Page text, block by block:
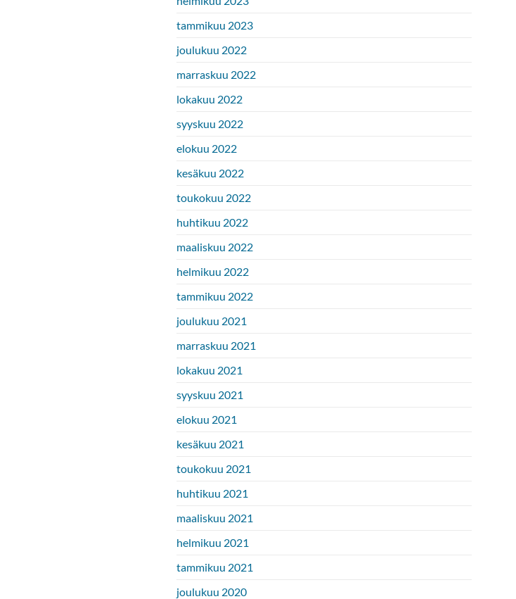
tammikuu 2023
joulukuu 2022
marraskuu 2022
lokakuu 2022
syyskuu 2022
elokuu 2022
kesäkuu 2022
toukokuu 2022
huhtikuu 2022
maaliskuu 2022
helmikuu 2022
tammikuu 2022
joulukuu 2021
marraskuu 2021
lokakuu 2021
syyskuu 2021
elokuu 2021
kesäkuu 2021
toukokuu 2021
huhtikuu 2021
maaliskuu 2021
helmikuu 2021
tammikuu 2021
joulukuu 2020